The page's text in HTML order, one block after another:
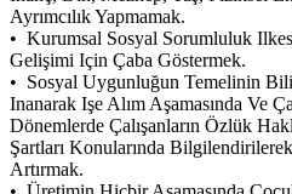
Ayrımcılık Yapmamak.
• Kurumsal Sosyal Sorumluluk
Gelişimi Için Çaba Göstermek.
• Sosyal Uygunluğun Temelinin
Inanarak Işe Alım Aşamasında Ve
Dönemlerde Çalışanların Özlük
Şartları Konularında
Artırmak.